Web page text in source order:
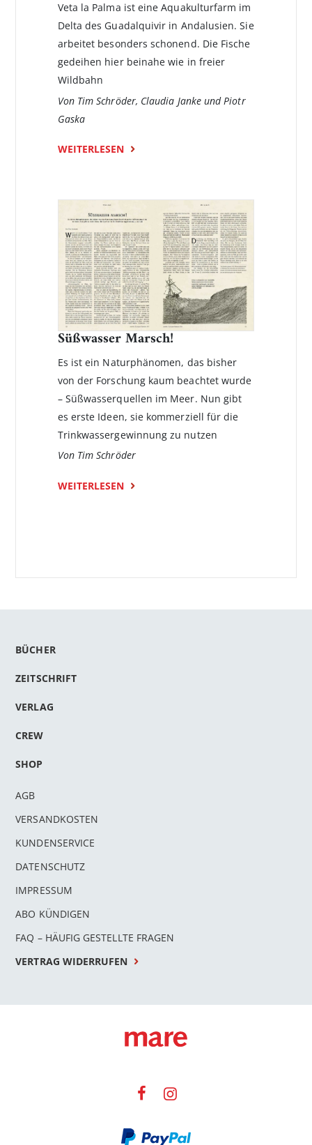
Veta la Palma ist eine Aquakulturfarm im
Delta des Guadalquivir in Andalusien. Sie
arbeitet besonders schonend. Die Fische
gedeihen hier beinahe wie in freier
Wildbahn
Von Tim Schröder, Claudia Janke und Piotr
Gaska
WEITERLESEN
Süßwasser Marsch!
Es ist ein Naturphänomen, das bisher
von der Forschung kaum beachtet wurde
– Süßwasserquellen im Meer. Nun gibt
es erste Ideen, sie kommerziell für die
Trinkwassergewinnung zu nutzen
Von Tim Schröder
WEITERLESEN
BÜCHER
ZEITSCHRIFT
VERLAG
CREW
SHOP
AGB
VERSANDKOSTEN
KUNDENSERVICE
DATENSCHUTZ
IMPRESSUM
ABO KÜNDIGEN
FAQ – HÄUFIG GESTELLTE FRAGEN
VERTRAG WIDERRUFEN